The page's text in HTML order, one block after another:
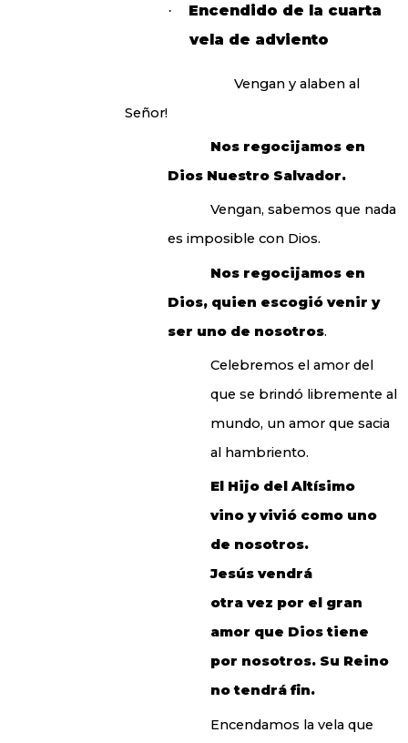
·
Encendido de la cuarta
vela de adviento
Vengan y alaben al
Señor!
Nos regocijamos en
Dios Nuestro Salvador.
Vengan, sabemos que nada
es imposible con Dios.
Nos regocijamos en
Dios, quien escogió venir y
ser uno de nosotros.
Celebremos el amor del
que se brindó libremente al
mundo, un amor que sacia
al hambriento.
El Hijo del Altísimo
vino y vivió como uno
de nosotros.
Jesús vendrá
otra vez por el gran
amor que Dios tiene
por nosotros. Su Reino
no tendrá fin.
Encendamos la vela que